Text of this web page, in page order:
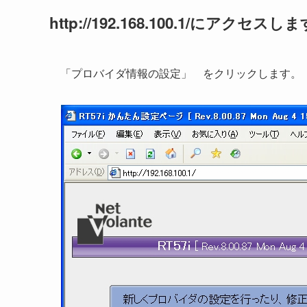
http://192.168.100.1/にアクセスしま
「プロバイダ情報の設定」 をクリックします。